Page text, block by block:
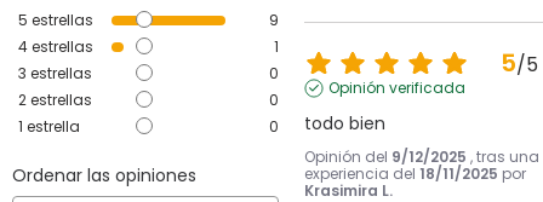
5 estrellas
9
4estrellas
1
3 estrellas
0
2estrellas
0
1 estrella 0
Ordenar las opiniones
5/5
Opinión verificada
todo bien
Opinión del 9/12/2025 , tras una
experiencia del 18/11/2025 por
Krasimira L.